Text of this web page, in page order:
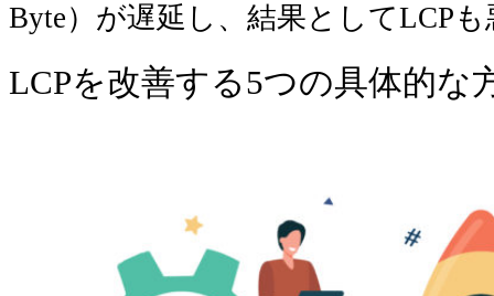
Byte）が遅延し、結果としてLCP
LCPを改善する5つの具体的な